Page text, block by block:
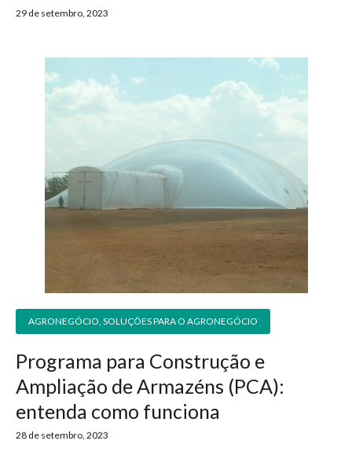
29 de setembro, 2023
AGRONEGÓCIO SOLUÇÕES PARA O AGRONEGÓCIO
Programa para Construção e
Ampliação de Armazéns (PCA):
entenda como funciona
28 de setembro, 2023